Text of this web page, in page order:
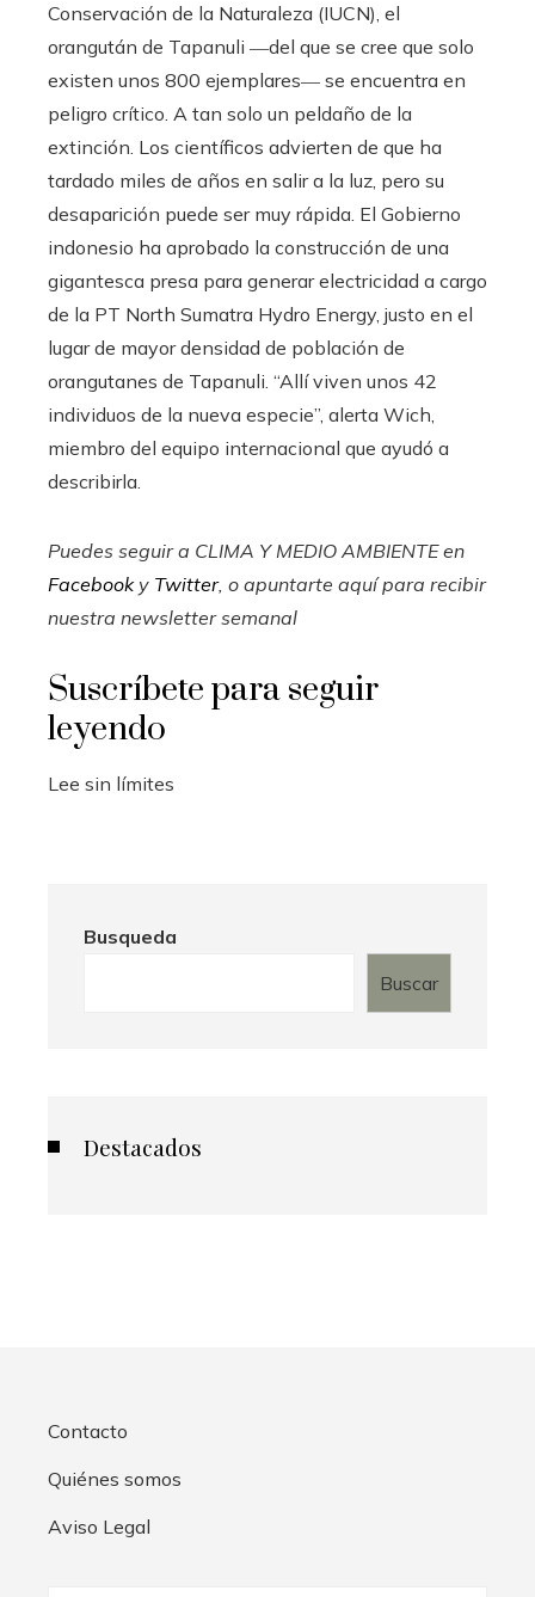
Conservación de la Naturaleza (IUCN), el
orangután de Tapanuli ―del que se cree que solo
existen unos 800 ejemplares― se encuentra en
peligro crítico. A tan solo un peldaño de la
extinción. Los científicos advierten de que ha
tardado miles de años en salir a la luz, pero su
desaparición puede ser muy rápida. El Gobierno
indonesio ha aprobado la construcción de una
gigantesca presa para generar electricidad a cargo
de la PT North Sumatra Hydro Energy, justo en el
lugar de mayor densidad de población de
orangutanes de Tapanuli. “Allí viven unos 42
individuos de la nueva especie”, alerta Wich,
miembro del equipo internacional que ayudó a
describirla.
Puedes seguir a CLIMA Y MEDIO AMBIENTE en
Facebooky Twitter, o apuntarte aquí para recibir
nuestra newsletter semanal
Suscríbete para seguir
leyendo
Lee sin límites
Busqueda
Buscar
Destacados
Contacto
Quiénes somos
Aviso Legal